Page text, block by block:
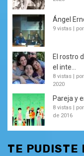
Ángel
9 vistas | por
El rostro
el inte...
8 vistas | por
2020
Pareja y
8 vistas | por
de 2016
TE PUDISTE